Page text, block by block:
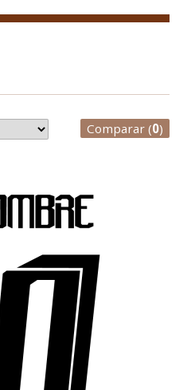
Comparar (0)